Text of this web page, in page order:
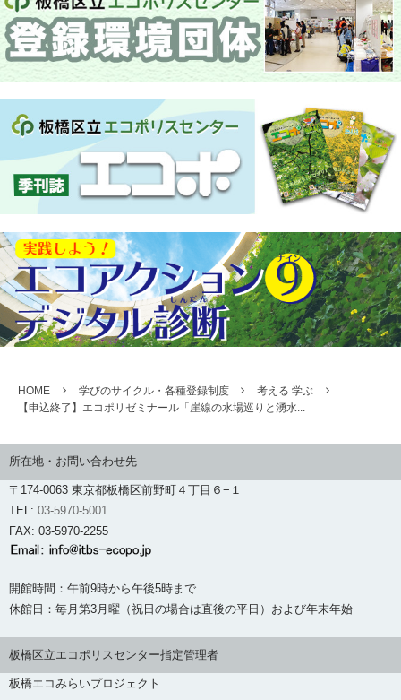
HOME 学びのサイクル・各種登録制度
考える 学ぶ
【申込終了】エコポリゼミナール「崖線の水場巡りと湧水...
所在地・お問い合わせ先
〒174-0063 東京都板橋区前野町４丁目６−１
TEL: 03-5970-5001
FAX: 03-5970-2255
開館時間：午前9時から午後5時まで
休館日：毎月第3月曜（祝日の場合は直後の平日）および年末年始
板橋区立エコポリスセンター指定管理者
板橋エコみらいプロジェクト